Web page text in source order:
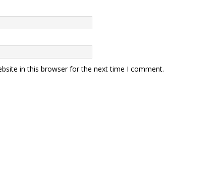
in this browser for the next time I comment.